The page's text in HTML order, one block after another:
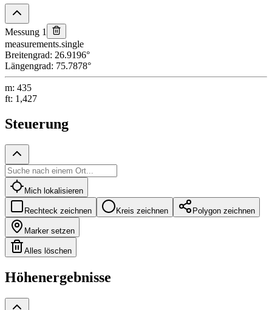
Messung 1
measurements.single
Breitengrad: 26.9196°
Längengrad: 75.7878°
m: 435
ft: 1,427
Steuerung
Mich lokalisieren
Rechteck zeichnen Kreis zeichnen Polygon zeichnen
Marker setzen
Alles löschen
Höhenergebnisse